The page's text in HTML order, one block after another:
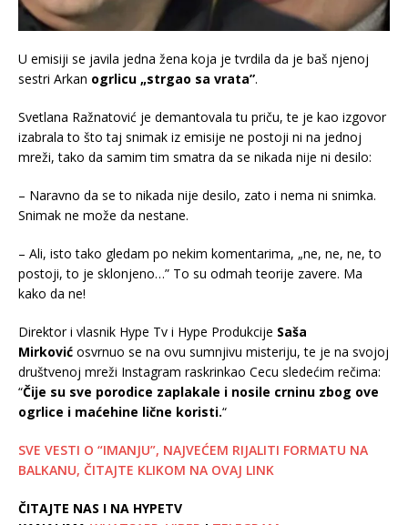
U emisiji se javila jedna žena koja je tvrdila da je baš njenoj
sestri Arkan ogrlicu „strgao sa vrata”.
Svetlana Ražnatović je demantovala tu priču, te je kao izgovor
izabrala to što taj snimak iz emisije ne postoji ni na jednoj
mreži, tako da samim tim smatra da se nikada nije ni desilo:
– Naravno da se to nikada nije desilo, zato i nema ni snimka.
Snimak ne može da nestane.
– Ali, isto tako gledam po nekim komentarima, „ne, ne, ne, to
postoji, to je sklonjeno…” To su odmah teorije zavere. Ma
kako da ne!
Direktor i vlasnik Hype Tv i Hype Produkcije Saša
Mirković osvrnuo se na ovu sumnjivu misteriju, te je na svojoj
društvenoj mreži Instagram raskrinkao Cecu sledećim rečima:
“Čije su sve porodice zaplakale i nosile crninu zbog ove
ogrlice i maćehine lične koristi.“
SVE VESTI O “IMANJU”, NAJVEĆEM RIJALITI FORMATU NA
BALKANU, ČITAJTE KLIKOM NA OVAJ LINK
ČITAJTE NAS I NA HYPETV